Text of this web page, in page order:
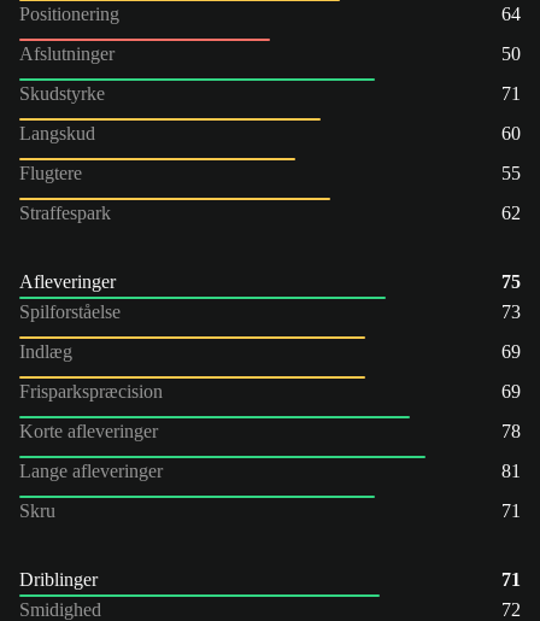
Positionering
64
Afslutninger
50
Skudstyrke
71
Langskud
60
Flugtere
55
Straffespark
62
Afleveringer
75
Spilforståelse
73
Indlæg
69
Frisparkspræcision
69
Korte afleveringer
78
Lange afleveringer
81
Skru
71
Driblinger
71
Smidighed
72